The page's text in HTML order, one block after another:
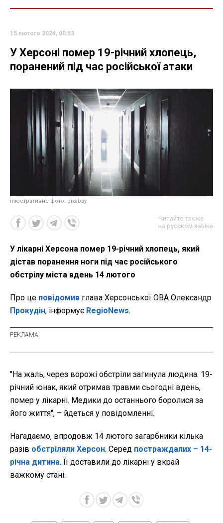
15 лютого 2024, 00:53
У Херсоні помер 19-річний хлопець,
поранений під час російської атаки
ілюстративне фото: pixabay
Читайте также
на русском языке
У лікарні Херсона помер 19-річний хлопець, який
дістав поранення ноги під час російського
обстрілу міста вдень 14 лютого
Про це повідомив глава Херсонської ОВА Олександр
Прокудін, інформує RegioNews.
"На жаль, через ворожі обстріли загинула людина. 19-
річний юнак, який отримав травми сьогодні вдень,
помер у лікарні. Медики до останнього боролися за
його життя", – йдеться у повідомленні.
Нагадаємо, впродовж 14 лютого загарбники кілька
разів обстріляли Херсон. Серед постраждалих – 14-
річна дитина. Її доставили до лікарні у вкрай
важкому стані.